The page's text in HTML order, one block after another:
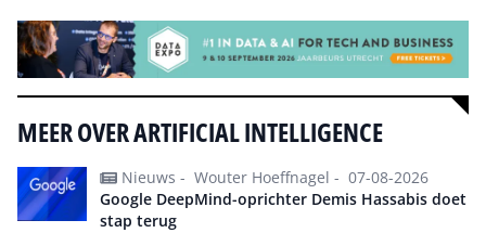
MEER OVER ARTIFICIAL INTELLIGENCE
Nieuws - Wouter Hoeffnagel - 07-08-2026
Google DeepMind-oprichter Demis Hassabis doet
stap terug